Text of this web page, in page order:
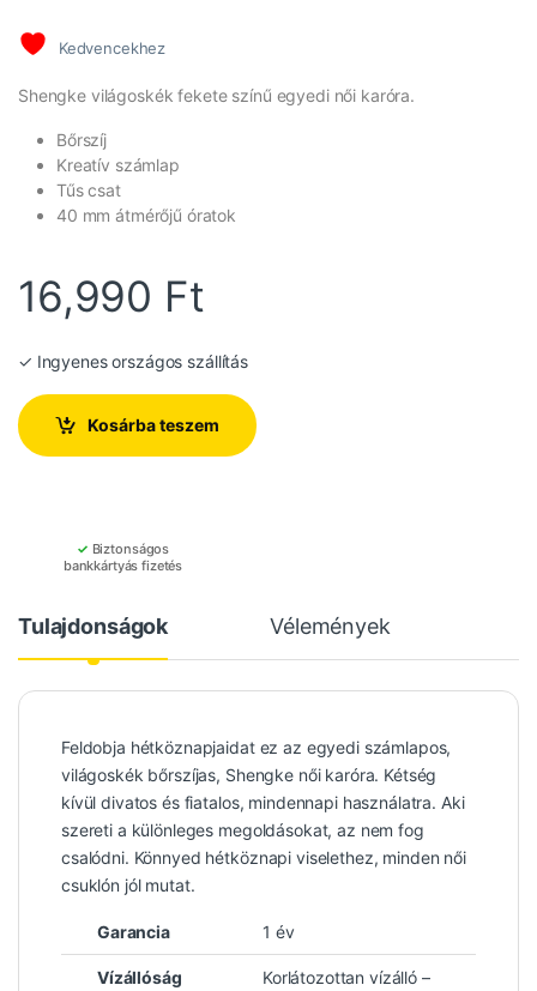
Kedvencekhez
Shengke világoskék fekete színű egyedi női karóra.
Bőrszíj
Kreatív számlap
Tűs csat
40 mm átmérőjű óratok
16,990 Ft
✓ Ingyenes országos szállítás
Kosárba teszem
✓ Biztonságos
bankkártyás fizetés
Tulajdonságok Vélemények
Feldobja hétköznapjaidat ez az egyedi számlapos,
világoskék bőrszíjas, Shengke női karóra. Kétség
kívül divatos és fiatalos, mindennapi használatra. Aki
szereti a különleges megoldásokat, az nem fog
csalódni. Könnyed hétköznapi viselethez, minden női
csuklón jól mutat.
Garancia 1 év
Vízállóság
Korlátozottan vízálló –